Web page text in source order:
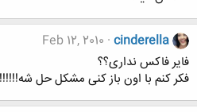
cinderella
Feb 12, 2010
فایر فاکس نداری؟؟
فکر کنم با اون باز کنی مشکل حل